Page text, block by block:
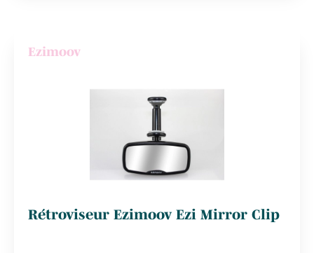
Ezimoov
Rétroviseur Ezimoov Ezi Mirror Clip